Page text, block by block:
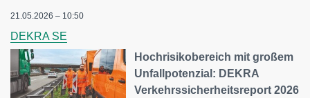
21.05.2026 – 10:50
DEKRA SE
Hochrisikobereich mit großem
Unfallpotenzial: DEKRA
Verkehrssicherheitsreport 2026